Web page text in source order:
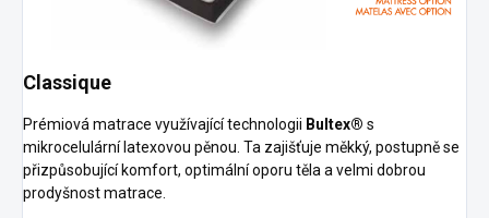
Classique
Prémiová matrace využívající technologii Bultex® s
mikrocelulární latexovou pěnou. Ta zajišťuje měkký, postupně se
přizpůsobující komfort, optimální oporu těla a velmi dobrou
prodyšnost matrace.